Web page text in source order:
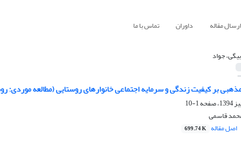
ارسال مقاله داوران تماس با ما
جواد
بر کیفیت زندگی و سرمایه اجتماعی خانوارهای روستایی (مطالعه
1-10
قاسمی
اصل مقاله 699.74 K